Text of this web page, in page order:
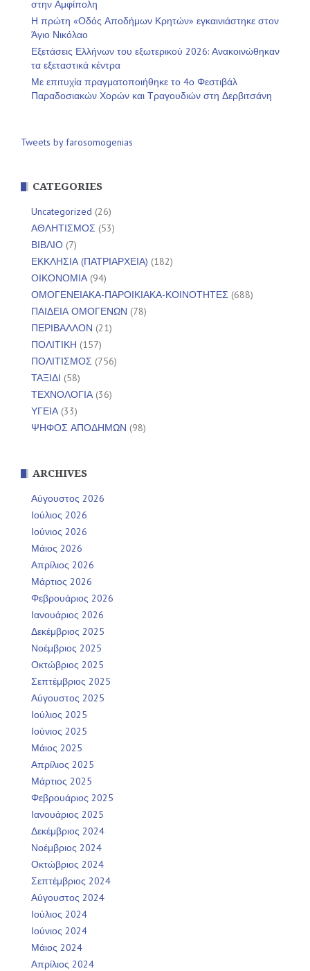
στην Αμφίπολη
Η πρώτη «Οδός Αποδήμων Κρητών» εγκαινιάστηκε στον
Άγιο Νικόλαο
Εξετάσεις Ελλήνων του εξωτερικού 2026: Ανακοινώθηκαν
τα εξεταστικά κέντρα
Με επιτυχία πραγματοποιήθηκε το 4ο Φεστιβάλ
Παραδοσιακών Χορών και Τραγουδιών στη Δερβιτσάνη
Tweets by farosomogenias
CATEGORIES
Uncategorized (26)
ΑΘΛΗΤΙΣΜΟΣ (53)
ΒΙΒΛΙΟ (7)
ΕΚΚΛΗΣΙΑ (ΠΑΤΡΙΑΡΧΕΙΑ) (182)
ΟΙΚΟΝΟΜΙΑ(94)
ΟΜΟΓΕΝΕΙΑΚΑ-ΠΑΡΟΙΚΙΑΚΑ-ΚΟΙΝΟΤΗΤΕΣ (688)
ΠΑΙΔΕΙΑ ΟΜΟΓΕΝΩΝ (78)
ΠΕΡΙΒΑΛΛΟΝ (21)
ΠΟΛΙΤΙΚΗ (157)
ΠΟΛΙΤΙΣΜΟΣ (756)
ΤΑΞΙΔΙ (58)
ΤΕΧΝΟΛΟΓΙΑ(36)
ΥΓΕΙΑ(33)
ΨΗΦΟΣ ΑΠΟΔΗΜΩΝ (98)
ARCHIVES
Αύγουστος 2026
Ιούλιος 2026
Ιούνιος 2026
Μάιος 2026
Απρίλιος 2026
Μάρτιος 2026
Φεβρουάριος 2026
Ιανουάριος 2026
Δεκέμβριος 2025
Νοέμβριος 2025
Οκτώβριος 2025
Σεπτέμβριος 2025
Αύγουστος 2025
Ιούλιος 2025
Ιούνιος 2025
Μάιος 2025
Απρίλιος 2025
Μάρτιος 2025
Φεβρουάριος 2025
Ιανουάριος 2025
Δεκέμβριος 2024
Νοέμβριος 2024
Οκτώβριος 2024
Σεπτέμβριος 2024
Αύγουστος 2024
Ιούλιος 2024
Ιούνιος 2024
Μάιος 2024
Απρίλιος 2024